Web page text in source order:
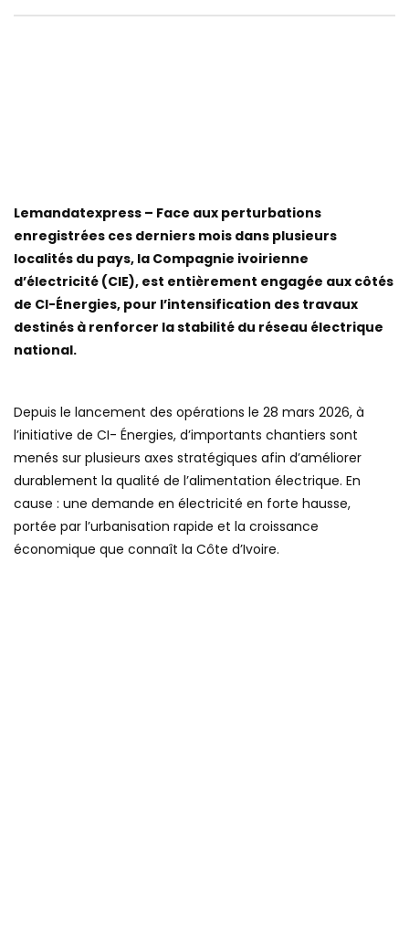
Lemandatexpress – Face aux perturbations
enregistrées ces derniers mois dans plusieurs
localités du pays, la Compagnie ivoirienne
d’électricité (CIE), est entièrement engagée aux côtés
de CI-Énergies, pour l’intensification des travaux
destinés à renforcer la stabilité du réseau électrique
national.
Depuis le lancement des opérations le 28 mars 2026, à
l’initiative de CI- Énergies, d’importants chantiers sont
menés sur plusieurs axes stratégiques afin d’améliorer
durablement la qualité de l’alimentation électrique. En
cause : une demande en électricité en forte hausse,
portée par l’urbanisation rapide et la croissance
économique que connaît la Côte d’Ivoire.